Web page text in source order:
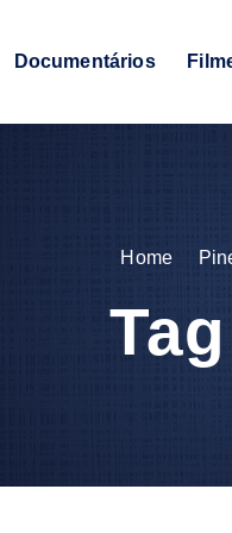
Documentários
Home